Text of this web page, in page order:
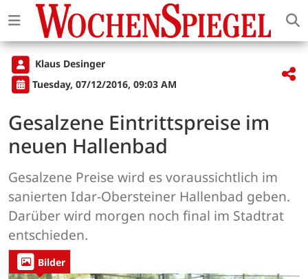
Klaus Desinger
Tuesday, 07/12/2016, 09:03 AM
Gesalzene Eintrittspreise im
neuen Hallenbad
Gesalzene Preise wird es voraussichtlich im
sanierten Idar-Obersteiner Hallenbad geben.
Darüber wird morgen noch final im Stadtrat
entschieden.
Bilder